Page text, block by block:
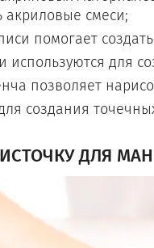
акриловые смеси;
помогает
используются для
позволяет
создания
ДЛЯ